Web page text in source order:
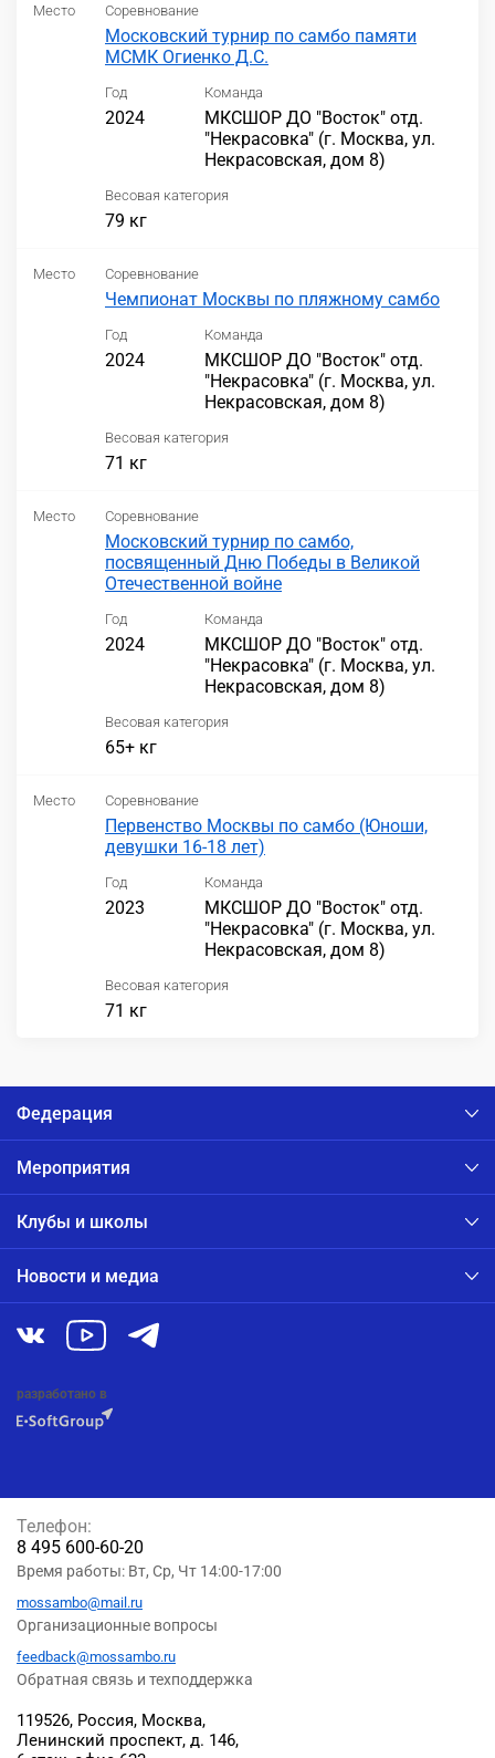
Место Соревнование
Московский турнир по самбо памяти
МСМК Огиенко Д.С.
Год
2024
Команда
МКСШОР ДО "Восток" отд.
"Некрасовка" (г. Москва, ул.
Некрасовская, дом 8)
Весовая категория
79 кг
Место Соревнование
Чемпионат Москвы по пляжному самбо
Год
2024
Команда
МКСШОР ДО "Восток" отд.
"Некрасовка" (г. Москва, ул.
Некрасовская, дом 8)
Весовая категория
71 кг
Место Соревнование
Московский турнир по самбо,
посвященный Дню Победы в Великой
Отечественной войне
Год
2024
Команда
МКСШОР ДО "Восток" отд.
"Некрасовка" (г. Москва, ул.
Некрасовская, дом 8)
Весовая категория
65+ кг
Место Соревнование
Первенство Москвы по самбо (Юноши,
девушки 16-18 лет)
Год
2023
Команда
МКСШОР ДО "Восток" отд.
"Некрасовка" (г. Москва, ул.
Некрасовская, дом 8)
Весовая категория
71 кг
Федерация
Мероприятия
Клубы и школы
Новости и медиа
разработано в
119526, Россия, Москва,
Ленинский проспект, д. 146,
Телефон:
8 495 600-60-20
Время работы: Вт, Ср, Чт 14:00-17:00
mossambo@mail.ru
Организационные вопросы
feedback@mossambo.ru
Обратная связь и техподдержка